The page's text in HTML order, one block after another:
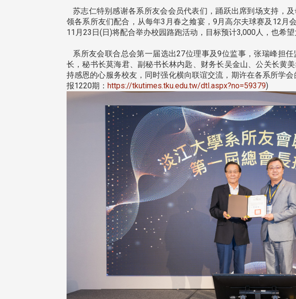
苏志仁特别感谢各系所友会会员代表们，踊跃出席到场支持，
领各系所友们配合，从每年3月春之飨宴，9月高尔夫球赛及12月
11月23日(日)将配合举办校园路跑活动，目标预计3,000人，也希望
系所友会联合总会第一届选出27位理事及9位监事，张瑞峰担
长，秘书长莫海君、副秘书长林内匙、财务长吴金山、公关长黄
持感恩的心服务校友，同时强化横向联谊交流，期许在各系所学
报1220期： https://tkutimes.tku.edu.tw/dtl.aspx?no=59379)
神奇迎来超幸运好天气。大 ...
(四)返校拜访校友处，受到校友 ...
长、 ...
捐款征信、其他消4 版 捐款征信、其他消
欢迎使用「淡江大学校园征才
线上系统」
4 版 捐款征
息
捐款芳名录